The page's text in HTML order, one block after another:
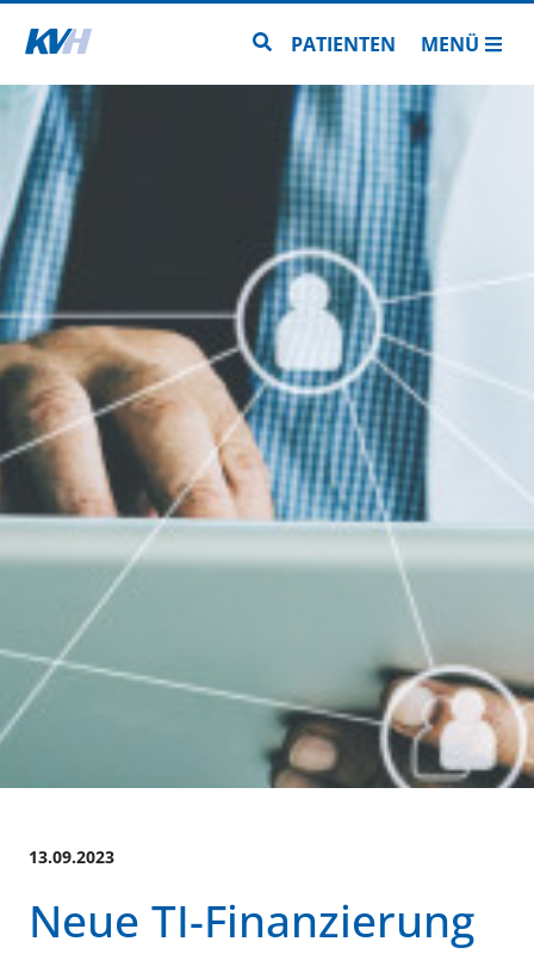
Zur Startseite Zur Seitensuche
PATIENTEN MENÜ
13.09.2023
Neue TI-​Finanzierung